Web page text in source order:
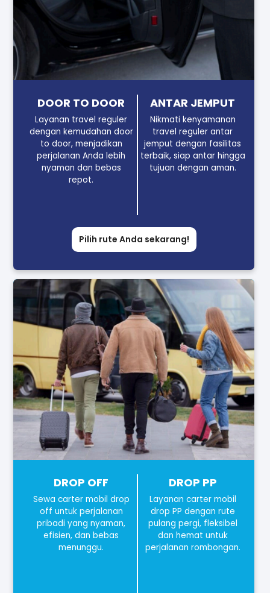
DOOR TO DOOR
Layanan travel reguler
dengan kemudahan door
to door, menjadikan
perjalanan Anda lebih
nyaman dan bebas
repot.
ANTAR JEMPUT
Nikmati kenyamanan
travel reguler antar
jemput dengan fasilitas
terbaik, siap antar hingga
tujuan dengan aman.
Pilih rute Anda sekarang!
DROP OFF
Sewa carter mobil drop
off untuk perjalanan
pribadi yang nyaman,
efisien, dan bebas
menunggu.
DROP PP
Layanan carter mobil
drop PP dengan rute
pulang pergi, fleksibel
dan hemat untuk
perjalanan rombongan.